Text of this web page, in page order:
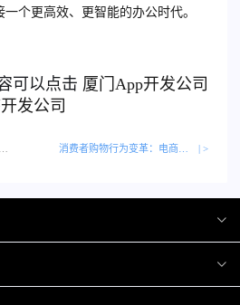
个更高效、更智能的办公时代。
可以点击 厦门 App开发公司
发公司
| >